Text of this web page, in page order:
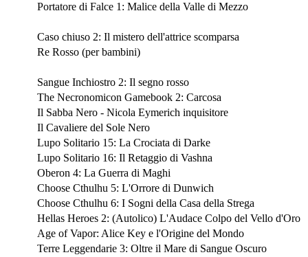
Portatore di Falce 1: Malice della Valle di Mezzo
Caso chiuso 2: Il mistero dell'attrice scomparsa
Re Rosso (per bambini)
Sangue Inchiostro 2: Il segno rosso
The Necronomicon Gamebook 2: Carcosa
Il Sabba Nero - Nicola Eymerich inquisitore
Il Cavaliere del Sole Nero
Lupo Solitario 15: La Crociata di Darke
Lupo Solitario 16: Il Retaggio di Vashna
Oberon 4: La Guerra di Maghi
Choose Cthulhu 5: L'Orrore di Dunwich
Choose Cthulhu 6: I Sogni della Casa della Strega
Hellas Heroes 2: (Autolico) L'Audace Colpo del Vello d'Oro
Age of Vapor: Alice Key e l'Origine del Mondo
Terre Leggendarie 3: Oltre il Mare di Sangue Oscuro